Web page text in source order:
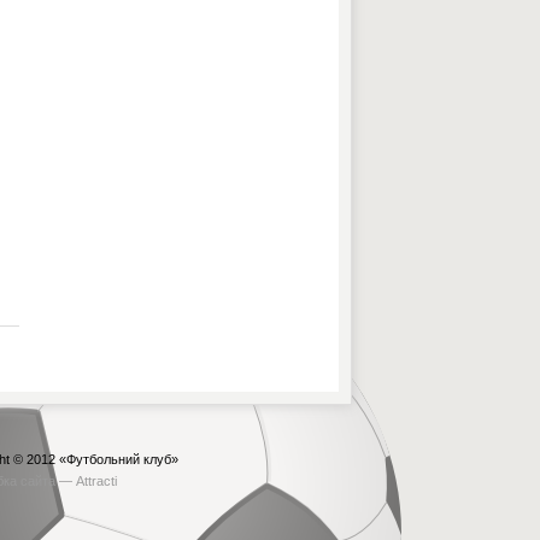
© 2012 «Футбольний клуб»
сайта — Attracti